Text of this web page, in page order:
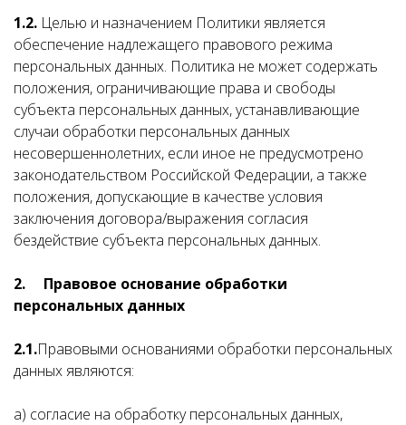
1.2. Целью и назначением Политики является
обеспечение надлежащего правового режима
персональных данных. Политика не может содержать
положения, ограничивающие права и свободы
субъекта персональных данных, устанавливающие
случаи обработки персональных данных
несовершеннолетних, если иное не предусмотрено
законодательством Российской Федерации, а также
положения, допускающие в качестве условия
заключения договора/выражения согласия
бездействие субъекта персональных данных.
2. Правовое основание обработки
персональных данных
2.1.Правовыми основаниями обработки персональных
данных являются:
а) согласие на обработку персональных данных,